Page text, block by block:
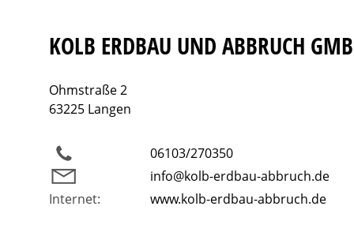
KOLB ERDBAU UND ABBRUCH
Ohmstraße 2
63225 Langen
06103/270350
info@kolb-erdbau-abbruch.de
Internet:
www.kolb-erdbau-abbruch.de